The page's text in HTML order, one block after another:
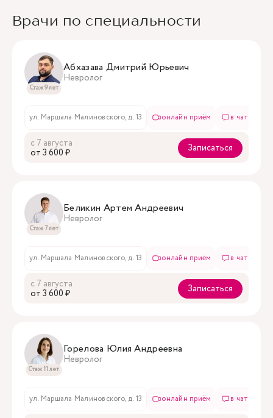
Врачи по специальности
Стаж 9 лет
Абхазава Дмитрий Юрьевич
Невролог
ул. Маршала Малиновского, д. 13 онлайн приём в чате
с 7 августа
oт 3 600 ₽
Записаться
Стаж 7 лет
Беликин Артем Андреевич
Невролог
ул. Маршала Малиновского, д. 13 онлайн приём в чате
с 7 августа
oт 3 600 ₽
Записаться
Стаж 11 лет
Горелова Юлия Андреевна
Невролог
ул. Маршала Малиновского, д. 13 онлайн приём в чате